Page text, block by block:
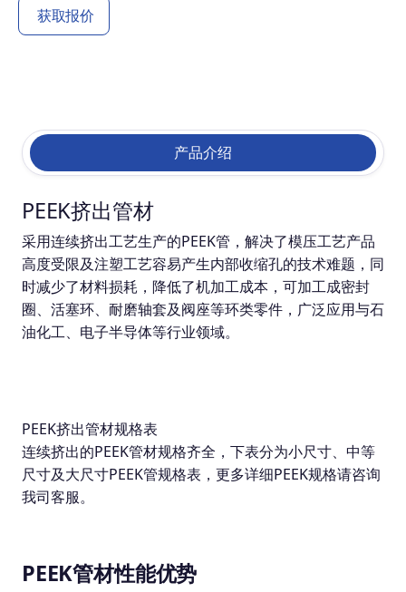
获取报价
产品介绍
PEEK挤出管材
采用连续挤出工艺生产的PEEK管，解决了模压工艺产品
高度受限及注塑工艺容易产生内部收缩孔的技术难题，同
时减少了材料损耗，降低了机加工成本，可加工成密封
圈、活塞环、耐磨轴套及阀座等环类零件，广泛应用与石
油化工、电子半导体等行业领域。
PEEK挤出管材规格表
连续挤出的PEEK管材规格齐全，下表分为小尺寸、中等
尺寸及大尺寸PEEK管规格表，更多详细PEEK规格请咨询
我司客服。
PEEK管材性能优势